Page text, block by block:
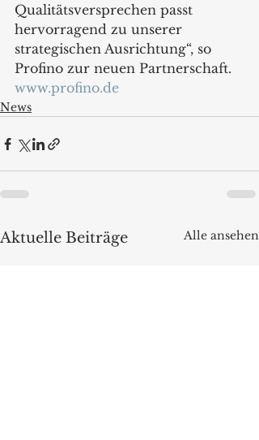
Qualitätsversprechen passt
hervorragend zu unserer
strategischen Ausrichtung“, so
Profino zur neuen Partnerschaft.
www.profino.de
News
Aktuelle Beiträge Alle ansehen